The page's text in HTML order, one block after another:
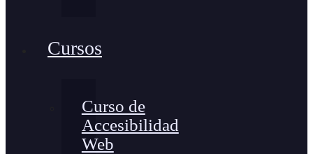
Cursos
Curso de
Accesibilidad
Web